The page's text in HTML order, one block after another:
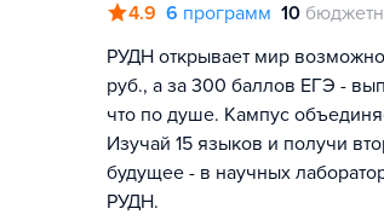
4.9 6 программ 10
РУДН открывает мир
руб., а за 300 баллов ЕГЭ -
что по душе. Кампус
Изучай 15 языков и получи
будущее - в научных
РУДН.